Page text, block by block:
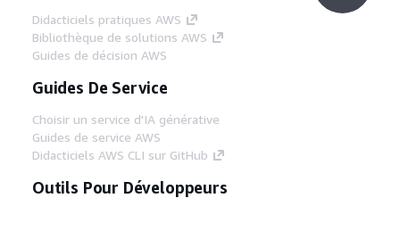
Didacticiels pratiques AWS
Bibliothèque de solutions AWS
Guides de décision AWS
Guides De Service
Choisir un service d'IA générative
Guides de service AWS
Didacticiels AWS CLI sur GitHub
Outils Pour Développeurs